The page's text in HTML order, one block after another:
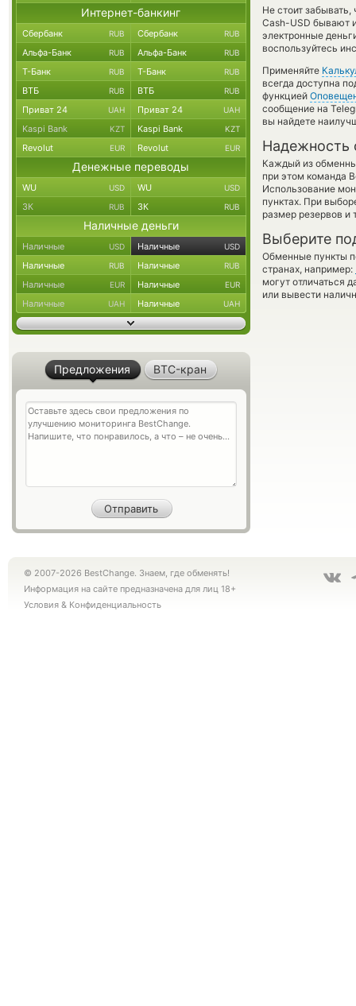
Не стоит
Cash-USD бывают
электронные
воспользуйтесь
Применяйте
всегда доступна
функцией
сообщение на
вы найдете
Надежность
Каждый из
при этом команда
Использование
пунктах. При
размер резервов и
Выберите
Обменные пункты
странах, например:
могут отличаться
или вывести
Интернет-банкинг
Сбербанк RUB Сбербанк RUB
Альфа-Банк RUB Альфа-Банк RUB
Т-Банк RUB Т-Банк RUB
ВТБ RUB ВТБ RUB
Приват 24 UAH Приват 24 UAH
Kaspi Bank KZT Kaspi Bank KZT
Revolut EUR Revolut EUR
Денежные переводы
WU USD WU USD
ЗК RUB ЗК RUB
Наличные деньги
Наличные USD Наличные USD
Наличные RUB Наличные RUB
Наличные EUR Наличные EUR
Наличные UAH Наличные UAH
Предложения BTC-кран
© 2007-2026 BestChange. Знаем, где обменять!
Информация на сайте предназначена для лиц 18+
Условия & Конфиденциальность